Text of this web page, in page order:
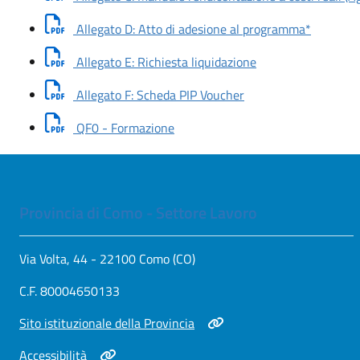
Allegato D: Atto di adesione al programma*
Allegato E: Richiesta liquidazione
Allegato F: Scheda PIP Voucher
QF0 - Formazione
Provincia di Como - Settore Lavoro
Via Volta, 44 - 22100 Como (CO)
C.F. 80004650133
Apri in nuova scheda
Sito istituzionale della Provincia
Apri in nuova scheda
Accessibilità